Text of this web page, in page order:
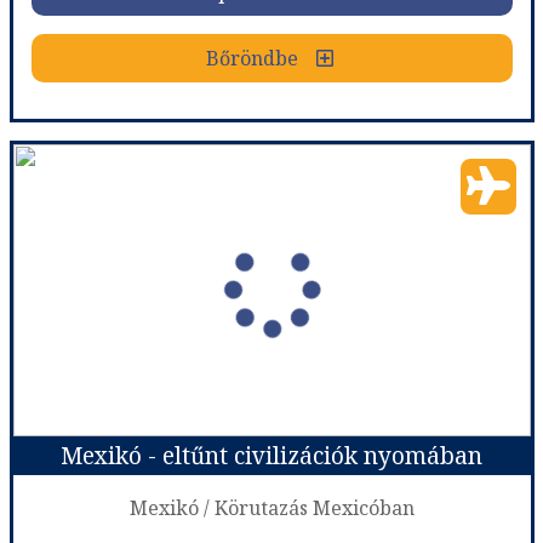
Bőröndbe
Bőröndbe
Varázslatos Mexikó piramisok, gyarmati emlékek, felhőkarcolók, álomstrandok
Körutazás Mexicóban
Utazás módja: Repülővel
Ellátás: Félpanzió
Szálláskategória:Hotel ****+
Szobatípus:Két ágyas
Időpont: 2026-11-04 | 9 éj
Mexikó - eltűnt civilizációk nyomában
Mexikó / Körutazás Mexicóban